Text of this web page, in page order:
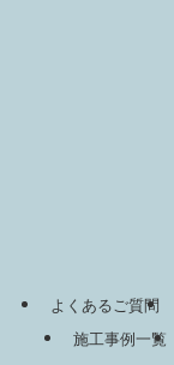
よくあるご質問
施工事例一覧